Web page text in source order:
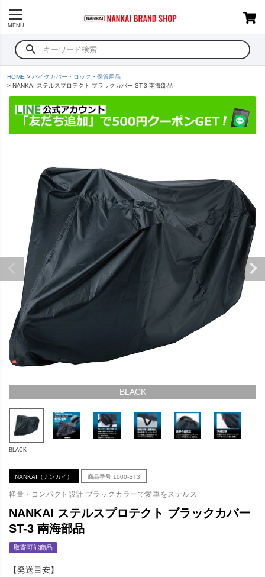
MENU
HOME
バイクカバー・ロック・保管用品
NANKAI ステルスプロテクト ブラックカバー ST-3 南海部品
BLACK
BLACK
NANKAI（ナンカイ） 商品番号 1000-ST3
軽量・コンパクト設計 ブラックカラーで愛車をステルス
NANKAI ステルスプロテクト ブラックカバー
ST-3 南海部品
取寄可能商品
【発送目安】